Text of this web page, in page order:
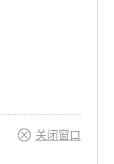
关闭窗口